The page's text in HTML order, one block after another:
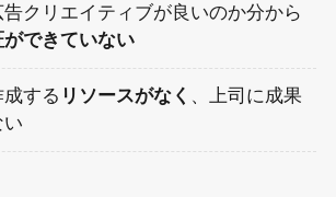
クリエイティブが良いのか分から
できていない
する リソースがなく 、上司に成果
い